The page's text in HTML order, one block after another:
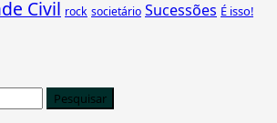
Civil rock societário Sucessões É isso!